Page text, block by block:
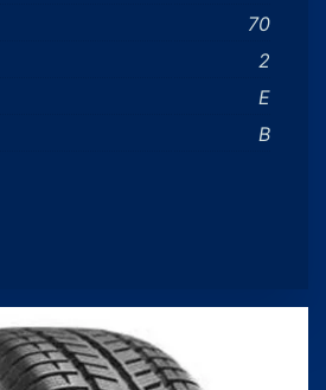
70
2
E
B